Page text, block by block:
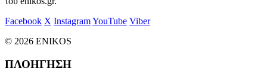
Facebook X InstagramYouTube Viber
© 2026 ENIKOS
ΠΛΟΗΓΗΣΗ